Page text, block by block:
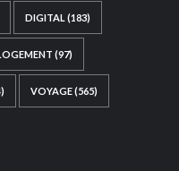
DIGITAL (183)
(97)
VOYAGE(565)